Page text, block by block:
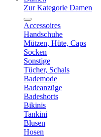
Zur Kategorie Damen
Accessoires
Handschuhe
Mützen, Hüte, Caps
Socken
Sonstige
Tücher, Schals
Bademode
Badeanzüge
Badeshorts
Bikinis
Tankini
Blusen
Hosen